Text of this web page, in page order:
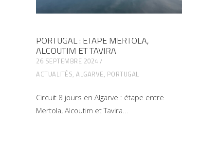
PORTUGAL : ETAPE MERTOLA,
ALCOUTIM ET TAVIRA
26 SEPTEMBRE 2024
ACTUALITÉS, ALGARVE, PORTUGAL
Circuit 8 jours en Algarve : étape entre
Mertola, Alcoutim et Tavira